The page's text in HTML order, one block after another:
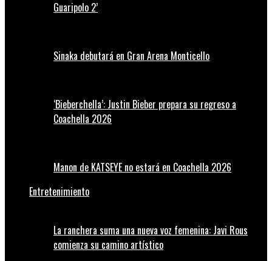
Guaripolo 2’
Sinaka debutará en Gran Arena Monticello
‘Bieberchella’: Justin Bieber prepara su regreso a
Coachella 2026
Manon de KATSEYE no estará en Coachella 2026
Entretenimiento
La ranchera suma una nueva voz femenina: Javi Rous
comienza su camino artístico